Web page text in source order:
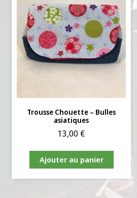
Trousse Chouette – Bulles
asiatiques
13,00 €
Ajouter au panier